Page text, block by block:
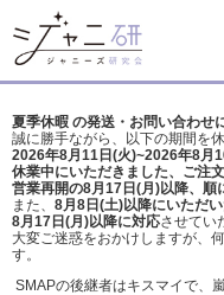
夏季休暇 の発送・お問い合わせ
誠に勝手ながら、以下の期間を
2026年8月11日(火)~2026年8月
休業中にいただきました、ご注
営業再開の8月17日(月)以降、順
また、 8月8日(土)以降にいただい
8月17日(月)以降に対応させてい
大変ご迷惑をおかけしますが、
す。
SMAPの後継者はキスマイで、